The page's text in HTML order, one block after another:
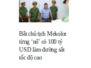
Bắt chủ tịch Mekolor
từng ‘nổ’ có 100 tỷ
USD làm đường sắt
tốc độ cao